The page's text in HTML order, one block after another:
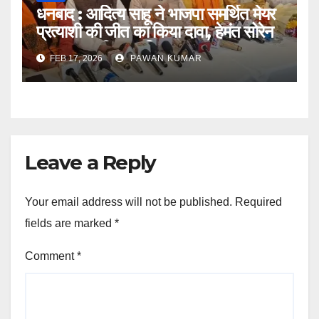
धनबाद : आदित्य साहू ने भाजपा समर्थित मेयर
प्रत्याशी की जीत का किया दावा, हेमंत सोरेन
सरकार पर भी साधा निशाना
FEB 17, 2026 PAWAN KUMAR
Leave a Reply
Your email address will not be published. Required
fields are marked *
Comment*